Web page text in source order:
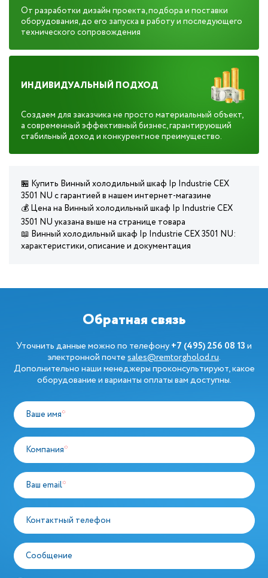
От разработки дизайн проекта, подбора и поставки
оборудования, до его запуска в работу и последующего
технического сопровождения
ИНДИВИДУАЛЬНЫЙ ПОДХОД
Создаем для заказчика не просто материальный объект,
а современный эффективный бизнес, гарантирующий
стабильный доход и конкурентное преимущество.
🏪 Купить Винный холодильный шкаф Ip Industrie CEX
3501 NU с гарантией в нашем интернет-магазине
💰 Цена на Винный холодильный шкаф Ip Industrie CEX
3501 NU указана выше на странице товара
📖 Винный холодильный шкаф Ip Industrie CEX 3501 NU:
характеристики, описание и документация
Обратная связь
Уточнить данные можно по телефону+7 (495) 256 08 13и
электронной почтеsales@remtorgholod.ru.
Дополнительно наши менеджеры проконсультируют, какое
оборудование и варианты оплаты вам доступны.
Ваше имя*
Компания*
Ваш email*
Контактный телефон
Сообщение